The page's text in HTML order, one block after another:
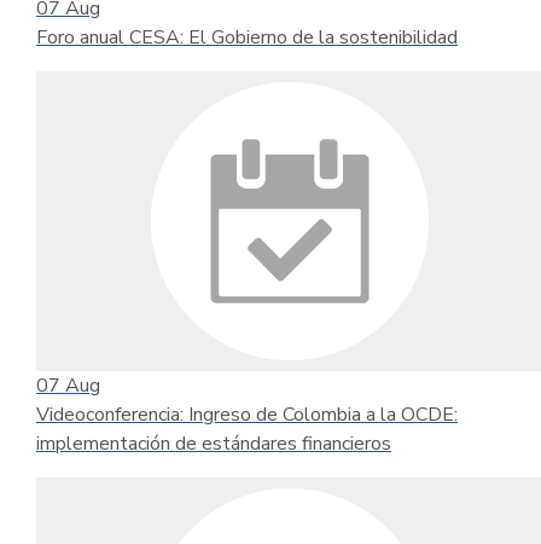
07 Aug
Foro anual CESA: El Gobierno de la sostenibilidad
07 Aug
Videoconferencia: Ingreso de Colombia a la OCDE:
implementación de estándares financieros